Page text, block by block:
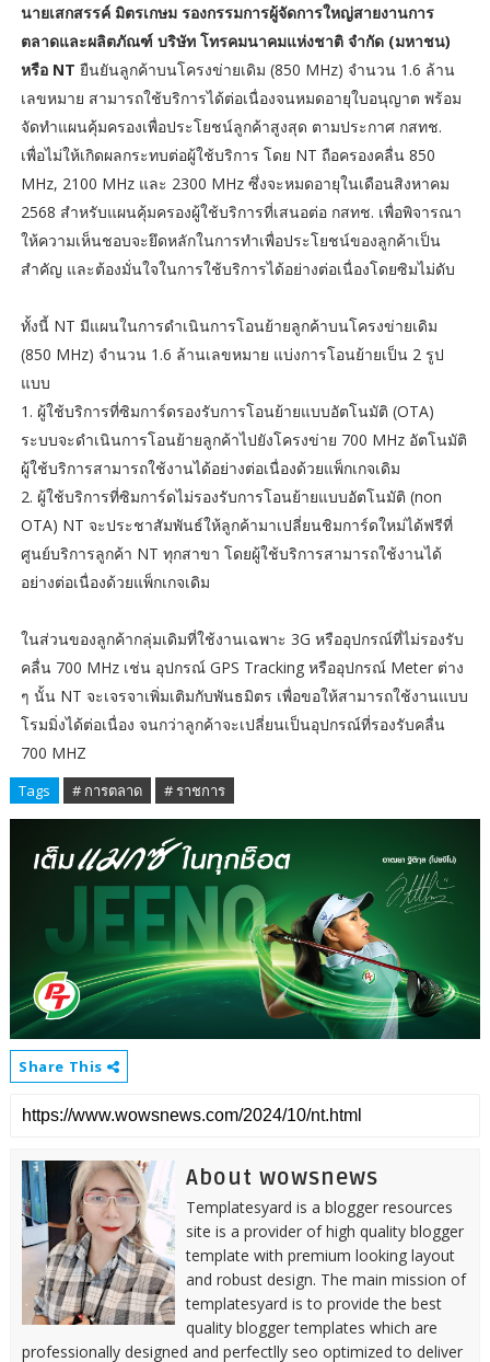
นายเสกสรรค์ มิตรเกษม รองกรรมการผู้จัดการใหญ่สายงานการ
ตลาดและผลิตภัณฑ์ บริษัท โทรคมนาคมแห่งชาติ จำกัด (มหาชน)
หรือ NT ยืนยันลูกค้าบนโครงข่ายเดิม (850 MHz) จำนวน 1.6 ล้าน
เลขหมาย สามารถใช้บริการได้ต่อเนื่องจนหมดอายุใบอนุญาต พร้อม
จัดทำแผนคุ้มครองเพื่อประโยชน์ลูกค้าสูงสุด ตามประกาศ กสทช.
เพื่อไม่ให้เกิดผลกระทบต่อผู้ใช้บริการ โดย NT ถือครองคลื่น 850
MHz, 2100 MHz และ 2300 MHz ซึ่งจะหมดอายุในเดือนสิงหาคม
2568 สำหรับแผนคุ้มครองผู้ใช้บริการที่เสนอต่อ กสทช. เพื่อพิจารณา
ให้ความเห็นชอบจะยึดหลักในการทำเพื่อประโยชน์ของลูกค้าเป็น
สำคัญ และต้องมั่นใจในการใช้บริการได้อย่างต่อเนื่องโดยซิมไม่ดับ
ทั้งนี้ NT มีแผนในการดำเนินการโอนย้ายลูกค้าบนโครงข่ายเดิม
(850 MHz) จำนวน 1.6 ล้านเลขหมาย แบ่งการโอนย้ายเป็น 2 รูป
แบบ
1. ผู้ใช้บริการที่ซิมการ์ดรองรับการโอนย้ายแบบอัตโนมัติ (OTA)
ระบบจะดำเนินการโอนย้ายลูกค้าไปยังโครงข่าย 700 MHz อัตโนมัติ
ผู้ใช้บริการสามารถใช้งานได้อย่างต่อเนื่องด้วยแพ็กเกจเดิม
2. ผู้ใช้บริการที่ซิมการ์ดไม่รองรับการโอนย้ายแบบอัตโนมัติ (non
OTA) NT จะประชาสัมพันธ์ให้ลูกค้ามาเปลี่ยนชิมการ์ดใหม่ได้ฟรีที่
ศูนย์บริการลูกค้า NT ทุกสาขา โดยผู้ใช้บริการสามารถใช้งานได้
อย่างต่อเนื่องด้วยแพ็กเกจเดิม
ในส่วนของลูกค้ากลุ่มเดิมที่ใช้งานเฉพาะ 3G หรืออุปกรณ์ที่ไม่รองรับ
คลื่น 700 MHz เช่น อุปกรณ์ GPS Tracking หรืออุปกรณ์ Meter ต่าง
ๆ นั้น NT จะเจรจาเพิ่มเติมกับพันธมิตร เพื่อขอให้สามารถใช้งานแบบ
โรมมิ่งได้ต่อเนื่อง จนกว่าลูกค้าจะเปลี่ยนเป็นอุปกรณ์ที่รองรับคลื่น
700 MHZ
Tags # การตลาด # ราชการ
Share This
About wowsnews
Templatesyard is a blogger resources
site is a provider of high quality blogger
template with premium looking layout
and robust design. The main mission of
templatesyard is to provide the best
quality blogger templates which are
professionally designed and perfectlly seo optimized to deliver